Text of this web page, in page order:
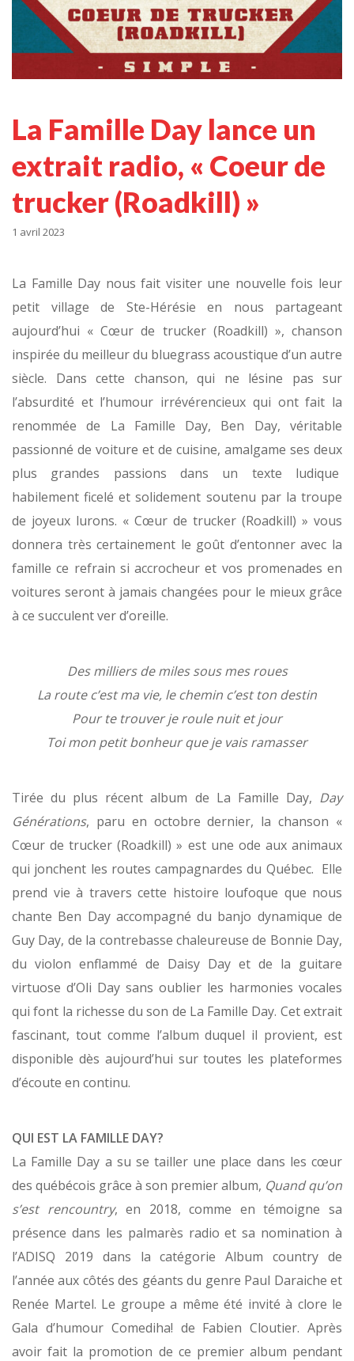
La Famille Day lance un
extrait radio, « Coeur de
trucker (Roadkill) »
1 avril 2023
La Famille Day nous fait visiter une nouvelle fois leur
petit village de Ste-Hérésie en nous partageant
aujourd’hui « Cœur de trucker (Roadkill) », chanson
inspirée du meilleur du bluegrass acoustique d’un autre
siècle. Dans cette chanson, qui ne lésine pas sur
l’absurdité et l’humour irrévérencieux qui ont fait la
renommée de La Famille Day, Ben Day, véritable
passionné de voiture et de cuisine, amalgame ses deux
plus grandes passions dans un texte ludique
habilement ficelé et solidement soutenu par la troupe
de joyeux lurons. « Cœur de trucker (Roadkill) » vous
donnera très certainement le goût d’entonner avec la
famille ce refrain si accrocheur et vos promenades en
voitures seront à jamais changées pour le mieux grâce
à ce succulent ver d’oreille.
Des milliers de miles sous mes roues
La route c’est ma vie, le chemin c’est ton destin
Pour te trouver je roule nuit et jour
Toi mon petit bonheur que je vais ramasser
Tirée du plus récent album de La Famille Day, Day
Générations, paru en octobre dernier, la chanson «
Cœur de trucker (Roadkill) » est une ode aux animaux
qui jonchent les routes campagnardes du Québec. Elle
prend vie à travers cette histoire loufoque que nous
chante Ben Day accompagné du banjo dynamique de
Guy Day, de la contrebasse chaleureuse de Bonnie Day,
du violon enflammé de Daisy Day et de la guitare
virtuose d’Oli Day sans oublier les harmonies vocales
qui font la richesse du son de La Famille Day. Cet extrait
fascinant, tout comme l’album duquel il provient, est
disponible dès aujourd’hui sur toutes les plateformes
d’écoute en continu.
QUI EST LA FAMILLE DAY?
La Famille Day a su se tailler une place dans les cœur
des québécois grâce à son premier album, Quand qu’on
s’est rencountry, en 2018, comme en témoigne sa
présence dans les palmarès radio et sa nomination à
l’ADISQ 2019 dans la catégorie Album country de
l’année aux côtés des géants du genre Paul Daraiche et
Renée Martel. Le groupe a même été invité à clore le
Gala d’humour Comediha! de Fabien Cloutier. Après
avoir fait la promotion de ce premier album pendant